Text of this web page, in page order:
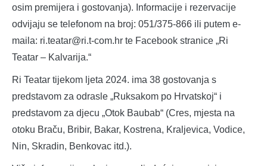
osim premijera i gostovanja). Informacije i rezervacije
odvijaju se telefonom na broj: 051/375-866 ili putem e-
maila: ri.teatar@ri.t-com.hr te Facebook stranice „Ri
Teatar – Kalvarija.“
Ri Teatar tijekom ljeta 2024. ima 38 gostovanja s
predstavom za odrasle „Ruksakom po Hrvatskoj“ i
predstavom za djecu „Otok Baubab“ (Cres, mjesta na
otoku Braču, Bribir, Bakar, Kostrena, Kraljevica, Vodice,
Nin, Skradin, Benkovac itd.).